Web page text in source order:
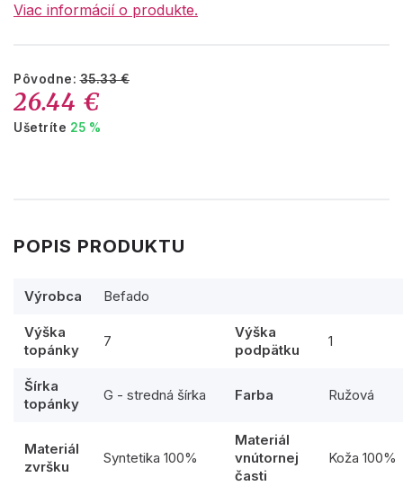
Viac informácií o produkte.
Pôvodne:35.33 €
26.44 €
Ušetríte 25 %
POPIS PRODUKTU
Výrobca Befado
Výška
topánky
7
Výška
podpätku
1
Šírka
topánky
G - stredná šírka Farba Ružová
Materiál
zvršku
Syntetika 100%
Materiál
vnútornej
časti
Koža 100%